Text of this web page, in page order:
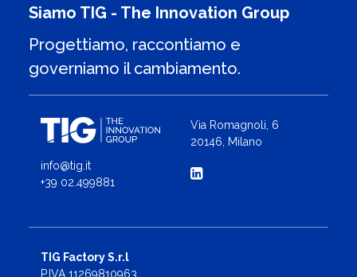
Siamo TIG - The Innovation Group
Progettiamo, raccontiamo e
governiamo il cambiamento.
info@tig.it
+39 02.499881
Via Romagnoli, 6
20146, Milano
TIG Factory S.r.l
P.IVA 11269810963